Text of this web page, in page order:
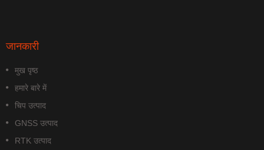
जानकारी
मुख पृष्ठ
हमारे बारे में
चिप उत्पाद
GNSS उत्पाद
RTK उत्पाद